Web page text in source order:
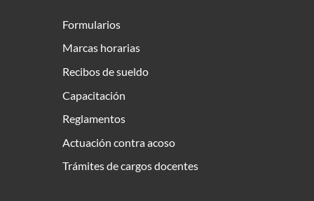
Formularios
Marcas horarias
Recibos de sueldo
Capacitación
Reglamentos
Actuación contra acoso
Trámites de cargos docentes